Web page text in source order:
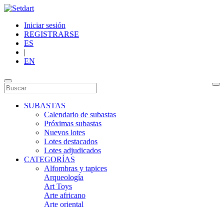
Iniciar sesión
REGISTRARSE
ES
|
EN
SUBASTAS
Calendario de subastas
Próximas subastas
Nuevos lotes
Lotes destacados
Lotes adjudicados
CATEGORÍAS
Alfombras y tapices
Arqueología
Art Toys
Arte africano
Arte oriental